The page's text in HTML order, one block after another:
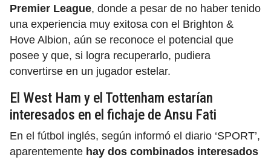
Premier League, donde a pesar de no haber tenido
una experiencia muy exitosa con el Brighton &
Hove Albion, aún se reconoce el potencial que
posee y que, si logra recuperarlo, pudiera
convertirse en un jugador estelar.
El West Ham y el Tottenham estarían
interesados en el fichaje de Ansu Fati
En el fútbol inglés, según informó el diario ‘SPORT’,
aparentemente hay dos combinados interesados